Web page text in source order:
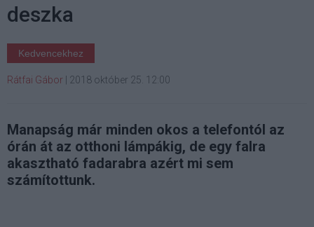
deszka
Kedvencekhez
Rátfai Gábor 2018 október 25. 12:00
Manapság már minden okos a telefontól az
órán át az otthoni lámpákig, de egy falra
akasztható fadarabra azért mi sem
számítottunk.